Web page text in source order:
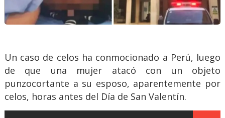
Un caso de celos ha conmocionado a Perú, luego
de que una mujer atacó con un objeto
punzocortante a su esposo, aparentemente por
celos, horas antes del Día de San Valentín.